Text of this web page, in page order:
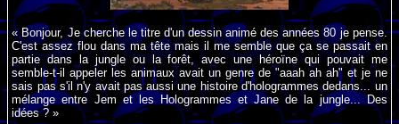
« Bonjour, Je cherche le titre d'un dessin animé des années 80 je pense.
C'est assez flou dans ma tête mais il me semble que ça se passait en
partie dans la jungle ou la forêt, avec une héroïne qui pouvait me
semble-t-il appeler les animaux avait un genre de "aaah ah ah" et je ne
sais pas s'il n'y avait pas aussi une histoire d'hologrammes dedans... un
mélange entre Jem et les Hologrammes et Jane de la jungle... Des
idées ? »